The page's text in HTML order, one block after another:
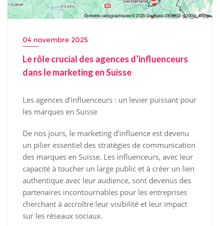
04 novembre 2025
Le rôle crucial des agences d’influenceurs
dans le marketing en Suisse
Les agences d’influenceurs : un levier puissant pour
les marques en Suisse
De nos jours, le marketing d’influence est devenu
un pilier essentiel des stratégies de communication
des marques en Suisse. Les influenceurs, avec leur
capacité à toucher un large public et à créer un lien
authentique avec leur audience, sont devenus des
partenaires incontournables pour les entreprises
cherchant à accroître leur visibilité et leur impact
sur les réseaux sociaux.